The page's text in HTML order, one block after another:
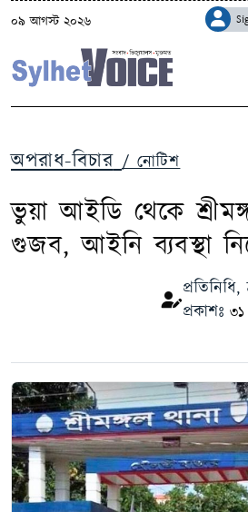
০৯ আগস্ট ২০২৬
অপরাধ-বিচার / নোটিশ
ভুয়া আইডি থেকে
গুজব, আইনি ব্যবস্থা
প্রকাশঃ